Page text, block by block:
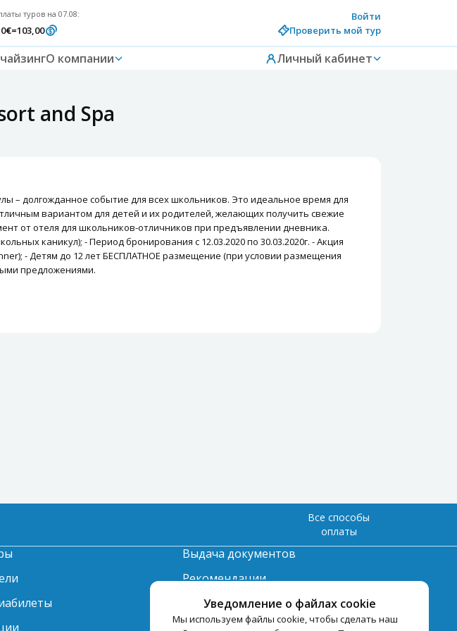
туров на 07.08:
€=103,00
Войти
Проверить мой тур
О компании Личный кабинет
and Spa
– долгожданное событие для всех школьников. Это идеальное время для
вариантом для детей и их родителей, желающих получить свежие
от отеля для школьников-отличников при предъявлении дневника.
каникул); - Период бронирования с 12.03.2020 по 30.03.2020г. - Акция
- Детям до 12 лет БЕСПЛАТНОЕ размещение (при условии размещения
предложениями.
Уведомление о файлах cookie
Мы используем файлы cookie, чтобы сделать наш
Все способы
оплаты
Выдача документов
Рекомендации
Вопрос-ответ
Счет и оплата